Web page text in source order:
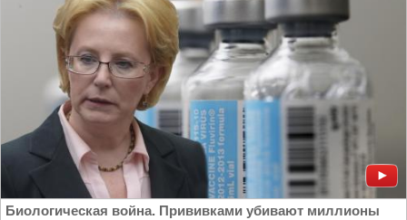
Биологическая война. Прививками убивают миллионы